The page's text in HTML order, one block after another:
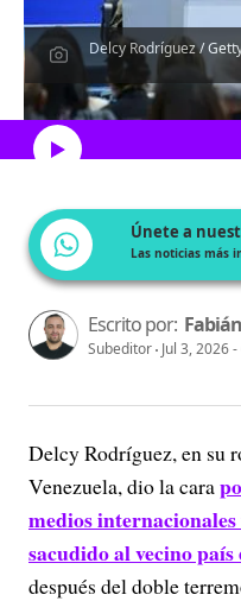
Delcy Rodríguez /
Únete a
Las noticias más
Escrito por:
Subeditor Jul 3, 2026
Delcy Rodríguez, en su
Venezuela, dio la cara
medios
sacudido al vecino
después del doble